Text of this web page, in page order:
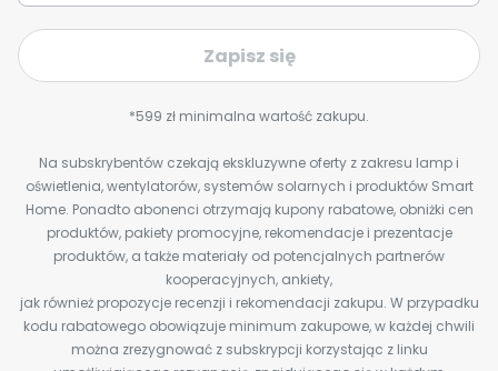
Zapisz się
*599 zł minimalna wartość zakupu.
Na subskrybentów czekają ekskluzywne oferty z zakresu lamp i
oświetlenia, wentylatorów, systemów solarnych i produktów Smart
Home. Ponadto abonenci otrzymają kupony rabatowe, obniżki cen
produktów, pakiety promocyjne, rekomendacje i prezentacje
produktów, a także materiały od potencjalnych partnerów
kooperacyjnych, ankiety,
jak również propozycje recenzji i rekomendacji zakupu. W przypadku
kodu rabatowego obowiązuje minimum zakupowe, w każdej chwili
można zrezygnować z subskrypcji korzystając z linku